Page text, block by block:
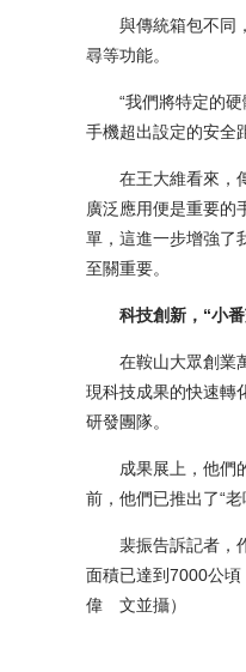
與傳統箱包不同，
尋等功能。
“我們將特定的硬
手機超出設定的安全
在王大維看來，傳
廣泛應用便是重要的
單，這進一步增強了
至關重要。
科技創新，“小番
在鞍山大眾創業萬
現科技成果的快速轉
研發團隊。
成果展上，他們的
前，他們已推出了“老
裴振告訴記者，作
面積已達到7000公
偉 文並攝）